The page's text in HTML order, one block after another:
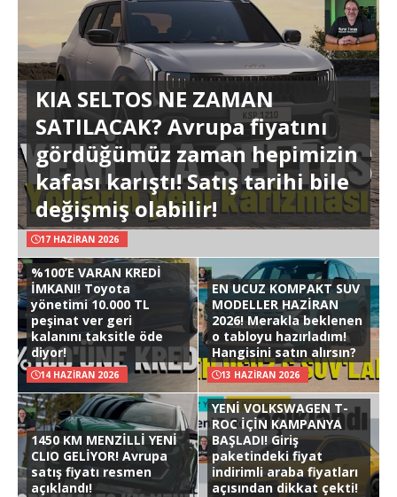
KIA SELTOS NE ZAMAN
SATILACAK? Avrupa fiyatını
gördüğümüz zaman hepimizin
kafası karıştı! Satış tarihi bile
değişmiş olabilir!
17 HAZIRAN 2026
%100’E VARAN KREDİ
İMKANI! Toyota
yönetimi 10.000 TL
peşinat ver geri
kalanını taksitle öde
diyor!
14 HAZIRAN 2026
EN UCUZ KOMPAKT SUV
MODELLER HAZİRAN
2026! Merakla beklenen
o tabloyu hazırladım!
Hangisini satın alırsın?
13 HAZIRAN 2026
1450 KM MENZİLLİ YENİ
CLIO GELİYOR! Avrupa
satış fiyatı resmen
açıklandı!
YENİ VOLKSWAGEN T-
ROC İÇİN KAMPANYA
BAŞLADI! Giriş
paketindeki fiyat
indirimli araba fiyatları
açısından dikkat çekti!